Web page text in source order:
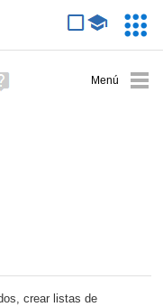
avanzada
crear listas de